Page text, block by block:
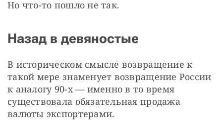
Но что-то пошло не так.
Назад в девяностые
В историческом смысле возвращение к
такой мере знаменует возвращение России
к аналогу 90-х — именно в то время
существовала обязательная продажа
валюты экспортерами.